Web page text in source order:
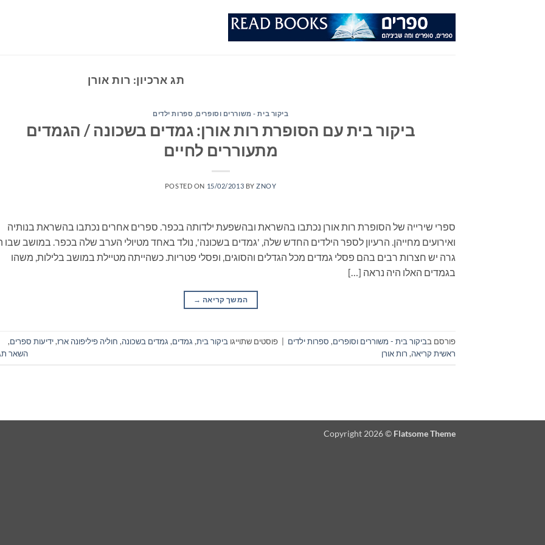
תג ארכיון: רות אורן
ביקור בית - משוררים וסופרים ספרות ילדים
ביקור בית עם הסופרת רות אורן: גמדים בשכונה / הגמדים
מתעוררים לחיים
POSTED ON 15/02/2013 BYZNOY
ספרי שירייה של הסופרת רות אורן נכתבו בהשראת ובהשפעת ילדותה בכפר. ספרים אחרים נכתבו בהשראת בנותיה
ואירועים מחייהן. הרעיון לספר הילדים החדש שלה, 'גמדים בשכונה', נולד באחד מטיולי הערב שלה בכפר. במושב שבו
גרה יש חצרות רבים בהם פסלי גמדים מכל הגדלים והסוגים, ופסלי פטריות. כשהייתה מטיילת במושב בלילות, משהו
בגמדים האלו היה נראה […]
המשך קריאה →
פורסם בביקור בית - משוררים וסופרים, ספרות ילדים פוסטים שתוייגו ביקור בית, גמדים, גמדים בשכונה, חוליה פיליפונה ארז,ידיעות ספרים,
ראשית קריאה, רות אורן השאר
Copyright 2026 © Flatsome Theme